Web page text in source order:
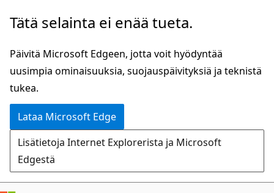
Siirry
Tätä selainta ei enää tueta.
Päivitä Microsoft Edgeen, jotta voit hyödyntää
uusimpia ominaisuuksia, suojauspäivityksiä ja teknistä
tukea.
Lataa Microsoft Edge
Lisätietoja Internet Explorerista ja Microsoft
Edgestä